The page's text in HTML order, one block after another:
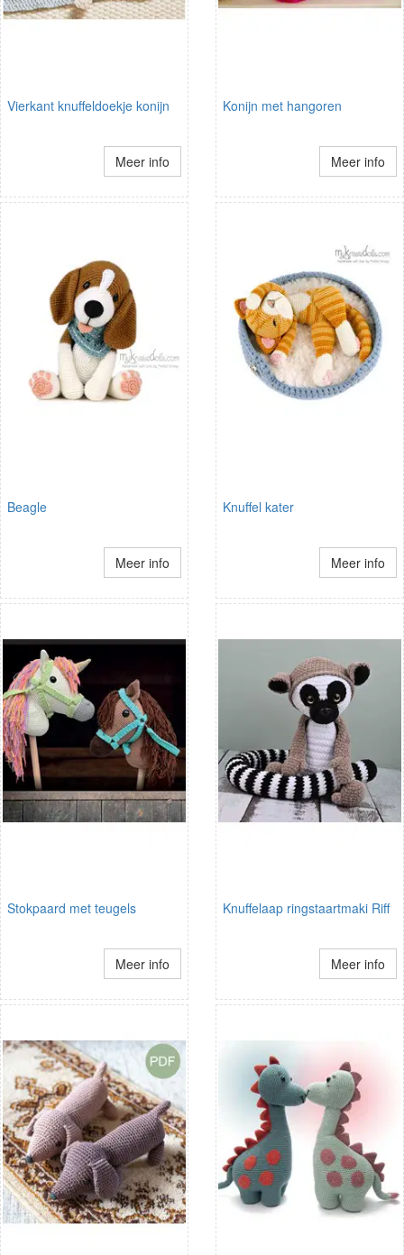
Vierkant knuffeldoekje konijn
Meer info
Konijn met hangoren
Meer info
Beagle
Meer info
Knuffel kater
Meer info
Stokpaard met teugels
Meer info
Knuffelaap ringstaartmaki Riff
Meer info